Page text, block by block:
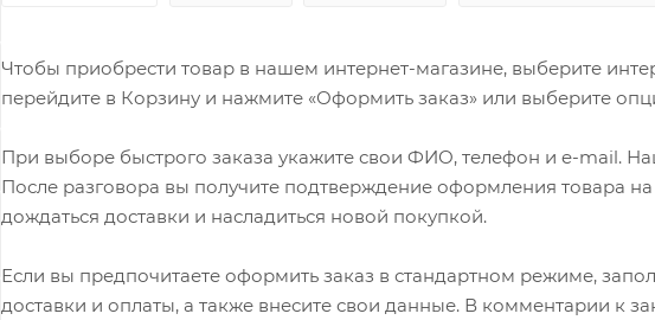
Чтобы приобрести товар в нашем интернет-магазине, выберите
перейдите в Корзину и нажмите «Оформить заказ» или выберите
При выборе быстрого заказа укажите свои ФИО, телефон и e-mail.
После разговора вы получите подтверждение оформления товара
дождаться доставки и насладиться новой покупкой.
Если вы предпочитаете оформить заказ в стандартном режиме,
доставки и оплаты, а также внесите свои данные. В комментарии к